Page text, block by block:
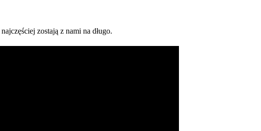
zostają z nami na długo.